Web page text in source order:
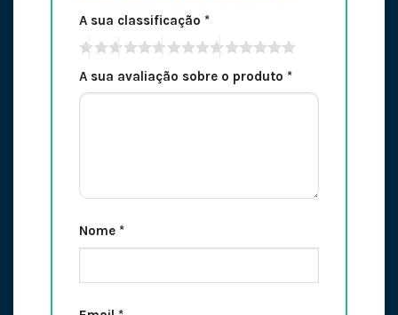
A sua classificação *
A sua avaliação sobre o produto *
Nome *